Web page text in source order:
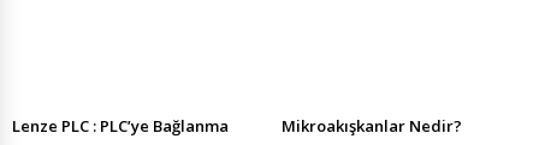
Lenze PLC : PLC’ye Bağlanma Mikroakışkanlar Nedir?